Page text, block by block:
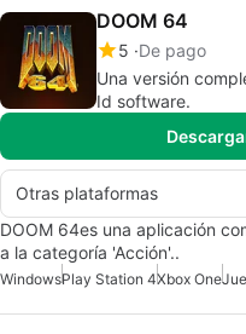
DOOM 64
5 De pago
Una versión
Id software.
Otras plataformas
DOOM 64es una aplicación
a la categoría 'Acción'..
WindowsPlay Station 4Xbox One